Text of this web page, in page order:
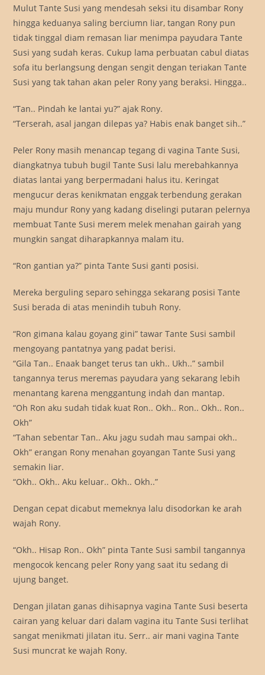
Mulut Tante Susi yang mendesah seksi itu disambar Rony
hingga keduanya saling berciumn liar, tangan Rony pun
tidak tinggal diam remasan liar menimpa payudara Tante
Susi yang sudah keras. Cukup lama perbuatan cabul diatas
sofa itu berlangsung dengan sengit dengan teriakan Tante
Susi yang tak tahan akan peler Rony yang beraksi. Hingga..
“Tan.. Pindah ke lantai yu?” ajak Rony.
“Terserah, asal jangan dilepas ya? Habis enak banget sih..”
Peler Rony masih menancap tegang di vagina Tante Susi,
diangkatnya tubuh bugil Tante Susi lalu merebahkannya
diatas lantai yang berpermadani halus itu. Keringat
mengucur deras kenikmatan enggak terbendung gerakan
maju mundur Rony yang kadang diselingi putaran pelernya
membuat Tante Susi merem melek menahan gairah yang
mungkin sangat diharapkannya malam itu.
“Ron gantian ya?” pinta Tante Susi ganti posisi.
Mereka berguling separo sehingga sekarang posisi Tante
Susi berada di atas menindih tubuh Rony.
“Ron gimana kalau goyang gini” tawar Tante Susi sambil
mengoyang pantatnya yang padat berisi.
“Gila Tan.. Enaak banget terus tan ukh.. Ukh..” sambil
tangannya terus meremas payudara yang sekarang lebih
menantang karena menggantung indah dan mantap.
“Oh Ron aku sudah tidak kuat Ron.. Okh.. Ron.. Okh.. Ron..
Okh”
“Tahan sebentar Tan.. Aku jagu sudah mau sampai okh..
Okh” erangan Rony menahan goyangan Tante Susi yang
semakin liar.
“Okh.. Okh.. Aku keluar.. Okh.. Okh..”
Dengan cepat dicabut memeknya lalu disodorkan ke arah
wajah Rony.
“Okh.. Hisap Ron.. Okh” pinta Tante Susi sambil tangannya
mengocok kencang peler Rony yang saat itu sedang di
ujung banget.
Dengan jilatan ganas dihisapnya vagina Tante Susi beserta
cairan yang keluar dari dalam vagina itu Tante Susi terlihat
sangat menikmati jilatan itu. Serr.. air mani vagina Tante
Susi muncrat ke wajah Rony.